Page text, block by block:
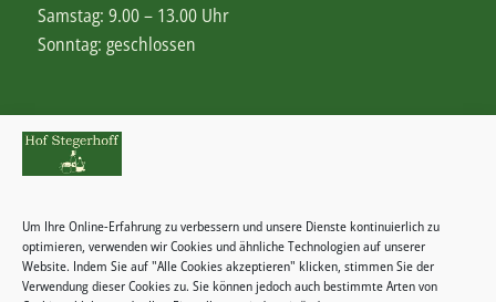
Um Ihre Online-Erfahrung zu verbessern und unsere Dienste kontinuierlich zu
optimieren, verwenden wir Cookies und ähnliche Technologien auf unserer
Website. Indem Sie auf "Alle Cookies akzeptieren" klicken, stimmen Sie der
Verwendung dieser Cookies zu. Sie können jedoch auch bestimmte Arten von
Samstag: 9.00 – 13.00 Uhr
Sonntag: geschlossen
Rechtliches
Widerrufsbelehrung